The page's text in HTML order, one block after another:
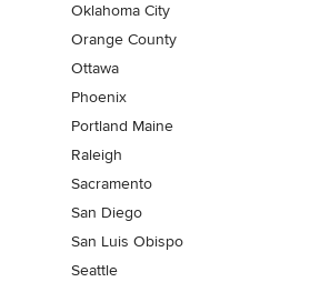
Oklahoma City
Orange County
Ottawa
Phoenix
Portland Maine
Raleigh
Sacramento
San Diego
San Luis Obispo
Seattle